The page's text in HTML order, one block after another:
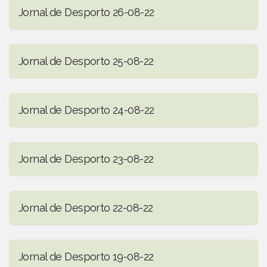
Jornal de Desporto 26-08-22
Jornal de Desporto 25-08-22
Jornal de Desporto 24-08-22
Jornal de Desporto 23-08-22
Jornal de Desporto 22-08-22
Jornal de Desporto 19-08-22